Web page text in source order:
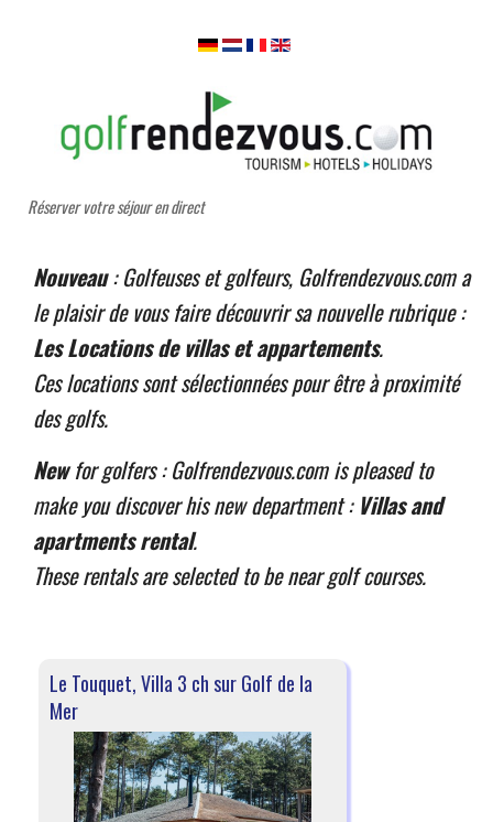
Réserver votre séjour en direct
Nouveau: Golfeuses et golfeurs, Golfrendezvous.com a
le plaisir de vous faire découvrir sa nouvelle rubrique :
Les Locations de villas et appartements.
Ces locations sont sélectionnées pour être à proximité
des golfs.
Newfor golfers : Golfrendezvous.com is pleased to
make you discover his new department : Villas and
apartments rental.
These rentals are selected to be near golf courses.
Le Touquet, Villa 3 ch sur Golf de la
Mer